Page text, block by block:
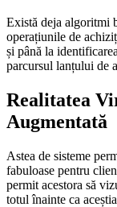
Există deja algoritmi
operațiunile de
și până la
parcursul lanțului de
Realitatea
Augmentată
Astea de sisteme
fabuloase pentru
permit acestora să
totul înainte ca